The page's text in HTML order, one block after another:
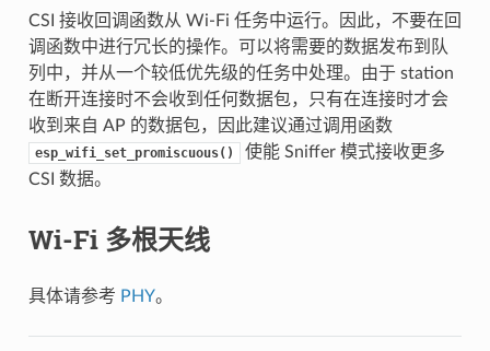
CSI 接收回调函数从 Wi-Fi 任务中运行。因此，不要在回
调函数中进行冗长的操作。可以将需要的数据发布到队
列中，并从一个较低优先级的任务中处理。由于 station
在断开连接时不会收到任何数据包，只有在连接时才会
收到来自 AP 的数据包，因此建议通过调用函数
esp_wifi_set_promiscuous()
使能 Sniffer 模式接收更多
CSI 数据。
Wi-Fi 多根天线
具体请参考 PHY。